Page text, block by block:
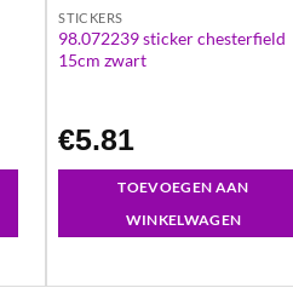
STICKERS
98.072239 sticker chesterfield
15cm zwart
€5.81
TOEVOEGEN AAN
WINKELWAGEN